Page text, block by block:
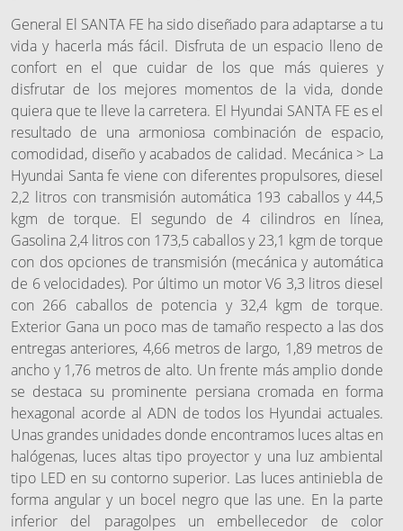
General El SANTA FE ha sido diseñado para adaptarse a tu
vida y hacerla más fácil. Disfruta de un espacio lleno de
confort en el que cuidar de los que más quieres y
disfrutar de los mejores momentos de la vida, donde
quiera que te lleve la carretera. El Hyundai SANTA FE es el
resultado de una armoniosa combinación de espacio,
comodidad, diseño y acabados de calidad. Mecánica > La
Hyundai Santa fe viene con diferentes propulsores, diesel
2,2 litros con transmisión automática 193 caballos y 44,5
kgm de torque. El segundo de 4 cilindros en línea,
Gasolina 2,4 litros con 173,5 caballos y 23,1 kgm de torque
con dos opciones de transmisión (mecánica y automática
de 6 velocidades). Por último un motor V6 3,3 litros diesel
con 266 caballos de potencia y 32,4 kgm de torque.
Exterior Gana un poco mas de tamaño respecto a las dos
entregas anteriores, 4,66 metros de largo, 1,89 metros de
ancho y 1,76 metros de alto. Un frente más amplio donde
se destaca su prominente persiana cromada en forma
hexagonal acorde al ADN de todos los Hyundai actuales.
Unas grandes unidades donde encontramos luces altas en
halógenas, luces altas tipo proyector y una luz ambiental
tipo LED en su contorno superior. Las luces antiniebla de
forma angular y un bocel negro que las une. En la parte
inferior del paragolpes un embellecedor de color